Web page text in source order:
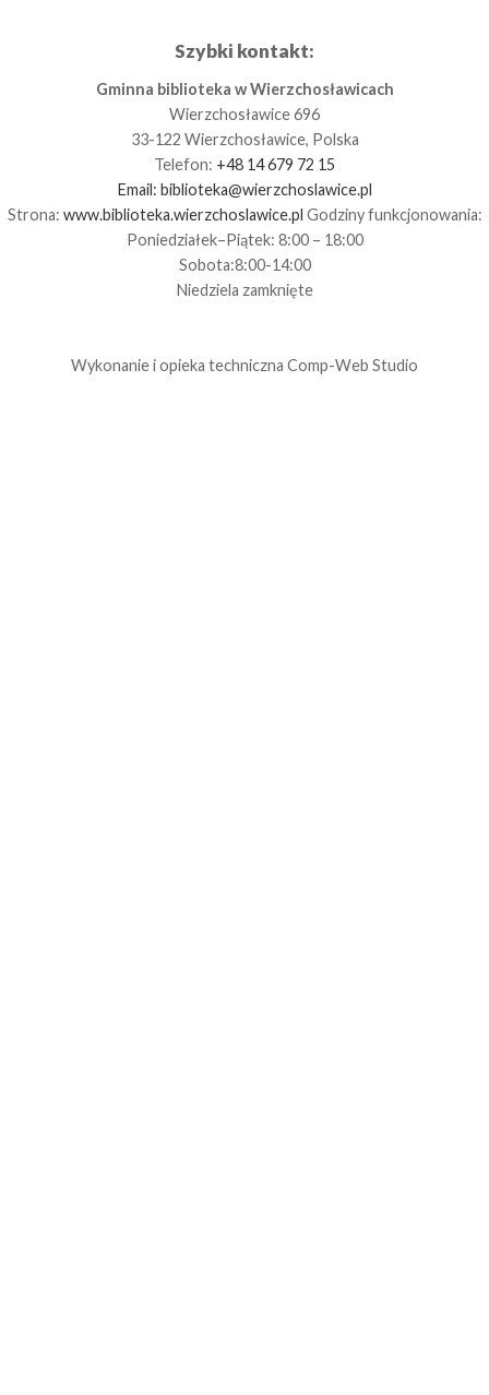
Szybki kontakt:
Gminna biblioteka w Wierzchosławicach
Wierzchosławice 696
33-122 Wierzchosławice, Polska
Telefon: +48 14 679 72 15
Email: biblioteka@wierzchoslawice.pl
Strona: www.biblioteka.wierzchoslawice.pl Godziny funkcjonowania:
Poniedziałek–Piątek: 8:00 – 18:00
Sobota:8:00-14:00
Niedziela zamknięte
Wykonanie i opieka techniczna Comp-Web Studio